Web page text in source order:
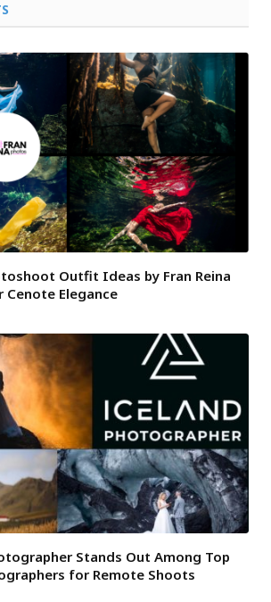
Outfit Ideas by Fran Reina
Elegance
Stands Out Among Top
for Remote Shoots